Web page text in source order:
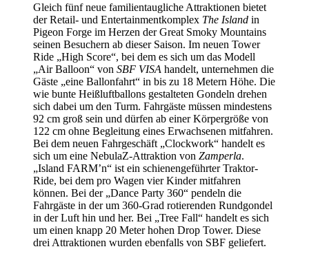
Gleich fünf neue familientaugliche Attraktionen bietet
der Retail- und Entertainmentkomplex The Island in
Pigeon Forge im Herzen der Great Smoky Mountains
seinen Besuchern ab dieser Saison. Im neuen Tower
Ride „High Score“, bei dem es sich um das Modell
„Air Balloon“ von SBF VISA handelt, unternehmen die
Gäste „eine Ballonfahrt“ in bis zu 18 Metern Höhe. Die
wie bunte Heißluftballons gestalteten Gondeln drehen
sich dabei um den Turm. Fahrgäste müssen mindestens
92 cm groß sein und dürfen ab einer Körpergröße von
122 cm ohne Begleitung eines Erwachsenen mitfahren.
Bei dem neuen Fahrgeschäft „Clockwork“ handelt es
sich um eine NebulaZ-Attraktion von Zamperla.
„Island FARM’n“ ist ein schienengeführter Traktor-
Ride, bei dem pro Wagen vier Kinder mitfahren
können. Bei der „Dance Party 360“ pendeln die
Fahrgäste in der um 360-Grad rotierenden Rundgondel
in der Luft hin und her. Bei „Tree Fall“ handelt es sich
um einen knapp 20 Meter hohen Drop Tower. Diese
drei Attraktionen wurden ebenfalls von SBF geliefert.